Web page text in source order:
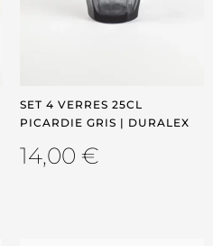
SET 4 VERRES 25CL
PICARDIE GRIS | DURALEX
14,00 €